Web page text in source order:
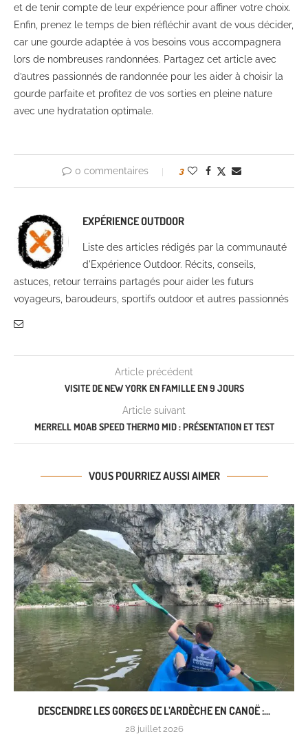
et de tenir compte de leur expérience pour affiner votre choix.
Enfin, prenez le temps de bien réfléchir avant de vous décider,
car une gourde adaptée à vos besoins vous accompagnera
lors de nombreuses randonnées. Partagez cet article avec
d’autres passionnés de randonnée pour les aider à choisir la
gourde parfaite et profitez de vos sorties en pleine nature
avec une hydratation optimale.
0 commentaires 3
EXPÉRIENCE OUTDOOR
Liste des articles rédigés par la communauté
d'Expérience Outdoor. Récits, conseils,
astuces, retour terrains partagés pour aider les futurs
voyageurs, baroudeurs, sportifs outdoor et autres passionnés
Article précédent
VISITE DE NEW YORK EN FAMILLE EN 9 JOURS
Article suivant
MERRELL MOAB SPEED THERMO MID : PRÉSENTATION ET TEST
VOUS POURRIEZ AUSSI AIMER
DESCENDRE LES GORGES DE L’ARDÈCHE EN CANOË :...
28 juillet 2026